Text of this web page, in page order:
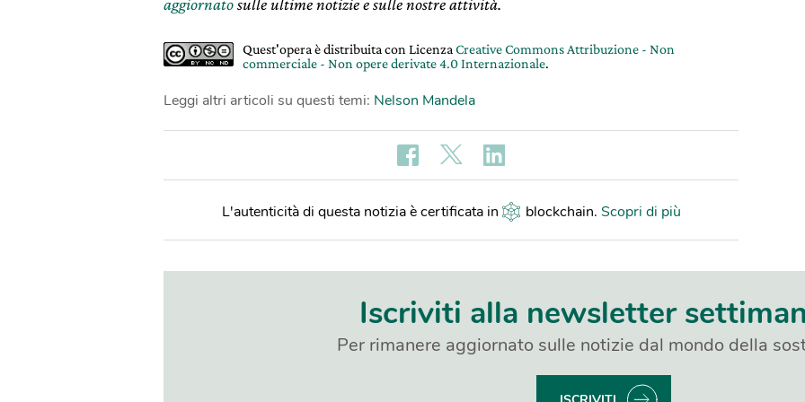
aggiornatosulle ultime notizie e sulle nostre attività.
Quest'opera è distribuita con Licenza Creative Commons Attribuzione - Non
commerciale - Non opere derivate 4.0 Internazionale.
Leggi altri articoli su questi temi: Nelson Mandela
L'autenticità di questa notizia è certificata in blockchain. Scopri di più
Iscriviti alla newsletter
Per rimanere aggiornato sulle notizie dal mondo della